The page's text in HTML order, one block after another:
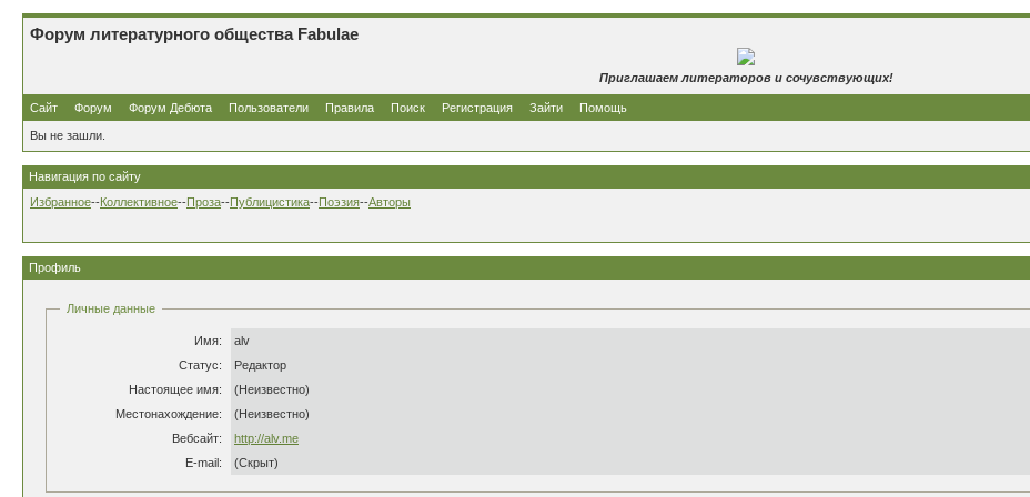
Форум литературного общества Fabulae
Приглашаем литераторов и сочувствующих!
Сайт Форум Форум Дебюта Пользователи Правила Поиск Регистрация Зайти Помощь
Вы не зашли.
Навигация по сайту
Избранное--Коллективное--Проза--Публицистика--Поэзия--Авторы
Профиль
Личные данные
Имя:
alv
Статус:
Редактор
Настоящее имя:
(Неизвестно)
Местонахождение:
(Неизвестно)
Вебсайт:
http://alv.me
E-mail:
(Скрыт)